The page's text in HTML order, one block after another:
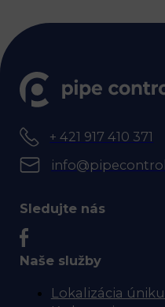
+ 421 917 410 371
Sledujte nás
Naše služby
Lokalizácia